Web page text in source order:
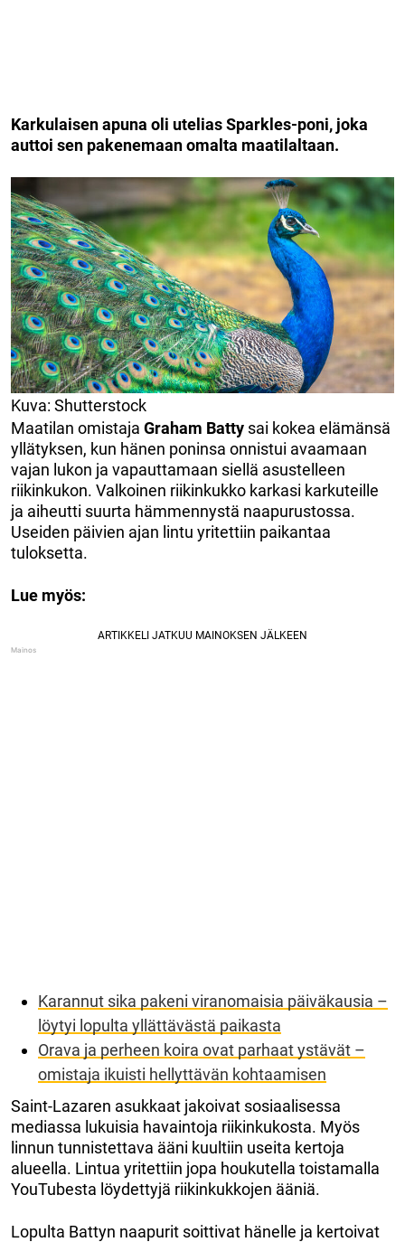
Karkulaisen apuna oli utelias Sparkles-poni, joka
auttoi sen pakenemaan omalta maatilaltaan.
Kuva: Shutterstock
Maatilan omistaja Graham Batty sai kokea elämänsä
yllätyksen, kun hänen poninsa onnistui avaamaan
vajan lukon ja vapauttamaan siellä asustelleen
riikinkukon. Valkoinen riikinkukko karkasi karkuteille
ja aiheutti suurta hämmennystä naapurustossa.
Useiden päivien ajan lintu yritettiin paikantaa
tuloksetta.
Lue myös:
Karannut sika pakeni viranomaisia päiväkausia –
löytyi lopulta yllättävästä paikasta
Orava ja perheen koira ovat parhaat ystävät –
omistaja ikuisti hellyttävän kohtaamisen
Saint-Lazaren asukkaat jakoivat sosiaalisessa
mediassa lukuisia havaintoja riikinkukosta. Myös
linnun tunnistettava ääni kuultiin useita kertoja
alueella. Lintua yritettiin jopa houkutella toistamalla
YouTubesta löydettyjä riikinkukkojen ääniä.
Lopulta Battyn naapurit soittivat hänelle ja kertoivat